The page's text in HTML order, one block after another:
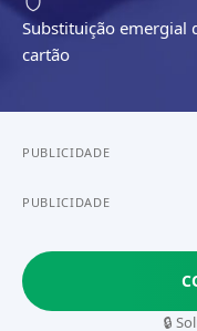
Substituição emergial
cartão
PUBLICIDADE
PUBLICIDADE
🔒